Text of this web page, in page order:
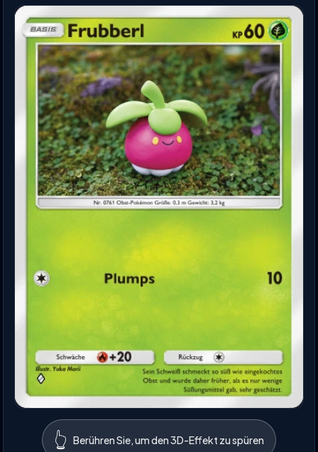
👆 Berühren Sie, um den 3D-Effekt zu spüren